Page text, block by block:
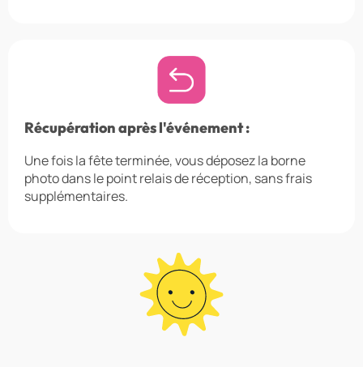
Récupération après l'événement :
Une fois la fête terminée, vous déposez la borne
photo dans le point relais de réception, sans frais
supplémentaires.